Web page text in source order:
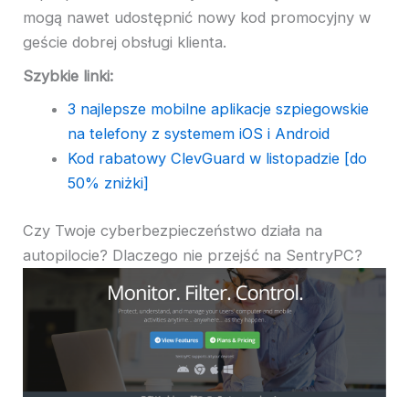
mogą nawet udostępnić nowy kod promocyjny w
geście dobrej obsługi klienta.
Szybkie linki:
3 najlepsze mobilne aplikacje szpiegowskie
na telefony z systemem iOS i Android
Kod rabatowy ClevGuard w listopadzie [do
50% zniżki]
Czy Twoje cyberbezpieczeństwo działa na
autopilocie? Dlaczego nie przejść na SentryPC?